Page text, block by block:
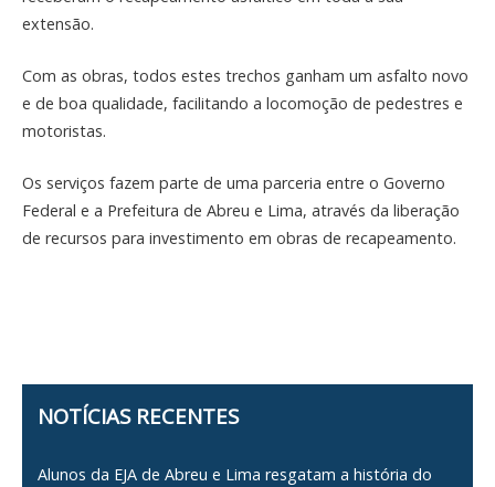
extensão.
Com as obras, todos estes trechos ganham um asfalto novo
e de boa qualidade, facilitando a locomoção de pedestres e
motoristas.
Os serviços fazem parte de uma parceria entre o Governo
Federal e a Prefeitura de Abreu e Lima, através da liberação
de recursos para investimento em obras de recapeamento.
NOTÍCIAS RECENTES
Alunos da EJA de Abreu e Lima resgatam a história do